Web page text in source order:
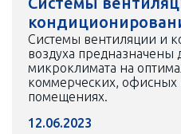
Системы вентиляции и
воздуха предназначены
микроклимата на
коммерческих,
помещениях.
12.06.2023